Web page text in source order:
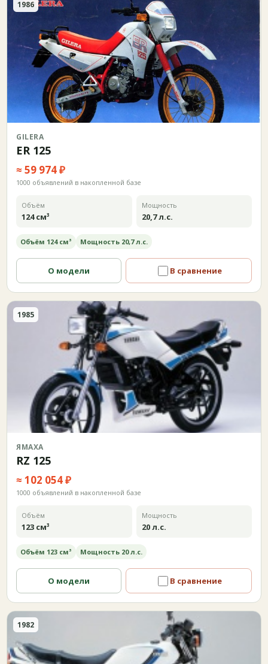
1986
GILERA
ER 125
≈ 59 974 ₽
1000 объявлений в накопленной базе
Объём
124 см³
Мощность
20,7 л.с.
Объём 124 см³ Мощность 20,7 л.с.
О модели В сравнение
1985
ЯМАХА
RZ 125
≈ 102 054 ₽
1000 объявлений в накопленной базе
Объём
123 см³
Мощность
20 л.с.
Объём 123 см³ Мощность 20 л.с.
О модели В сравнение
1982